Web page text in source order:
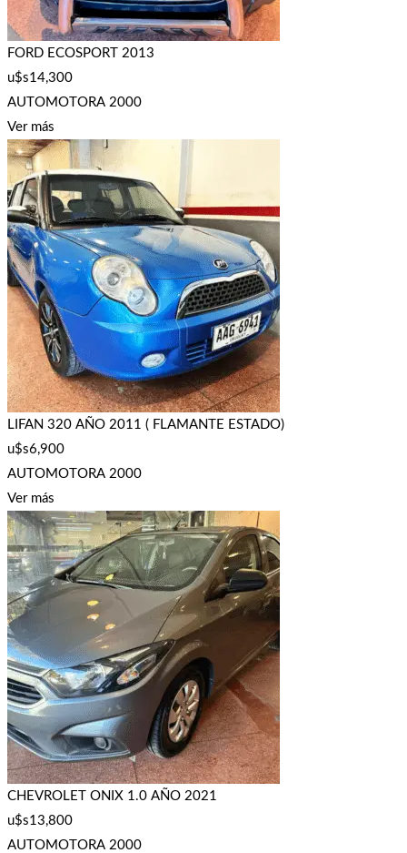
FORD ECOSPORT 2013
u$s14,300
AUTOMOTORA 2000
Ver más
LIFAN 320 AÑO 2011 ( FLAMANTE ESTADO)
u$s6,900
AUTOMOTORA 2000
Ver más
CHEVROLET ONIX 1.0 AÑO 2021
u$s13,800
AUTOMOTORA 2000